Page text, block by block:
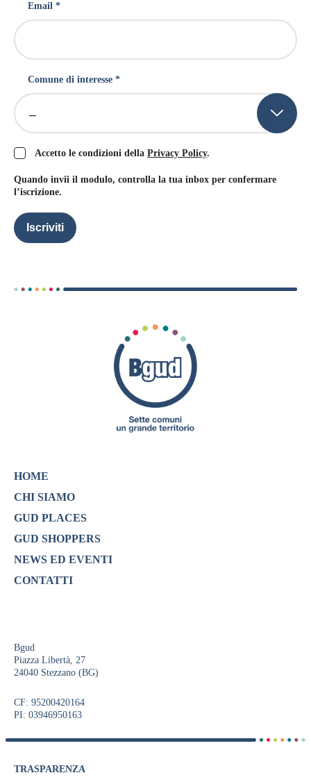
Email *
Comune di interesse *
–
Accetto le condizioni della Privacy Policy.
Quando invii il modulo, controlla la tua inbox per confermare
l’iscrizione.
Iscriviti
HOME
CHI SIAMO
GUD PLACES
GUD SHOPPERS
NEWS ED EVENTI
CONTATTI
Bgud
Piazza Libertà, 27
24040 Stezzano (BG)
CF: 95200420164
PI: 03946950163
TRASPARENZA